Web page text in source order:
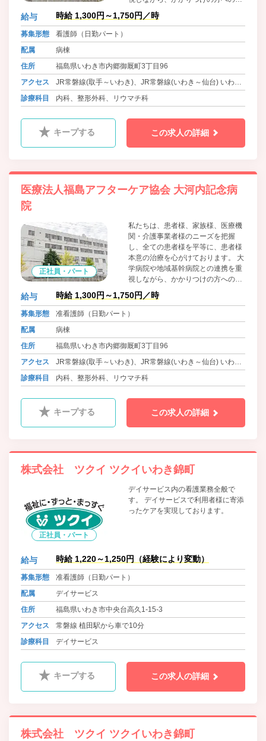
時間対応や在宅医療など、皆様の病
院として安心してご利用いただける
理念として「自分がして欲しいこと
と思えることはどんどんと導入して
行き、皆様のニーズにこたえられる
病院作りをしてまいりますのでよろ
しくお願いいたします。
給与 時給 1,300円～1,750円／時
募集形態
看護師（日勤パート）
配属
病棟
住所
福島県いわき市内郷御厩町3丁目96
アクセス
JR常磐線(取手～いわき)、JR常磐線(いわき～仙台) いわき
駅より車で8分
診療科目 内科、整形外科、リウマチ科
キープする この求人の詳細
医療法人福島アフターケア協会 大河内記念病
院
正社員・パート
私たちは、患者様、家族様、医療機
関・介護事業者様のニーズを把握
し、全ての患者様を平等に、患者様
本意の治療を心がけております。 大
学病院や地域基幹病院との連携を重
視しながら、かかりつけの方への24
時間対応や在宅医療など、皆様の病
院として安心してご利用いただける
よう努めてまいります。 グループの
理念として「自分がして欲しいこと
と思えることはどんどんと導入して
行き、皆様のニーズにこたえられる
病院作りをしてまいりますのでよろ
しくお願いいたします。
給与 時給 1,300円～1,750円／時
募集形態
准看護師（日勤パート）
配属
病棟
住所
福島県いわき市内郷御厩町3丁目96
アクセス
JR常磐線(取手～いわき)、JR常磐線(いわき～仙台) いわき
駅より車で8分
診療科目 内科、整形外科、リウマチ科
キープする この求人の詳細
株式会社 ツクイ ツクイいわき錦町
正社員・パート
デイサービス内の看護業務全般で
す。 デイサービスで利用者様に寄添
ったケアを実現しております。
給与 時給 1,220～1,250円（経験により変動）
募集形態
准看護師（日勤パート）
配属
デイサービス
住所
福島県いわき市中央台高久1-15-3
アクセス
常磐線 植田駅から車で10分
診療科目
デイサービス
キープする この求人の詳細
株式会社 ツクイ ツクイいわき錦町